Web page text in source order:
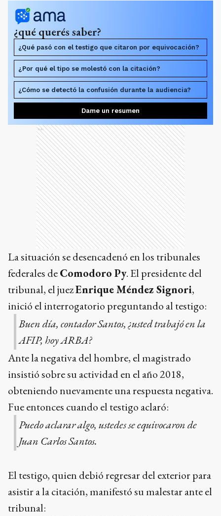
¿qué querés saber?
¿Qué pasó con el testigo que citaron por equivocación?
¿Por qué el tipo se molestó con la citación?
¿Cómo se detectó la confusión durante la audiencia?
Dame un resumen
Ads
La situación se desencadenó en los tribunales
federales deComodoro Py. El presidente del
tribunal, el juezEnrique Méndez Signori,
inició el interrogatorio preguntando al testigo:
Buen día, contador Santos, ¿usted trabajó en la
AFIP, hoy ARBA?
Ante la negativa del hombre, el magistrado
insistió sobre su actividad en el año 2018,
obteniendo nuevamente una respuesta negativa.
Fue entonces cuando el testigo aclaró:
Puedo aclarar algo, ustedes se equivocaron de
Juan Carlos Santos.
El testigo, quien debió regresar del exterior para
asistir a la citación, manifestó su malestar ante el
tribunal: